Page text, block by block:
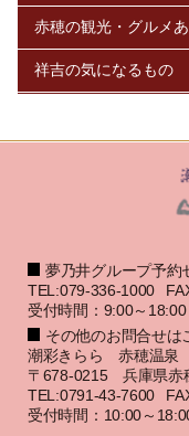
夢乃井グループ予約
TEL:079-336-1000
受付時間：9:00～18:00
その他のお問合せは
潮彩きらら 赤穂温泉
〒678-0215 兵庫県赤
TEL:0791-43-7600
受付時間：10:00～